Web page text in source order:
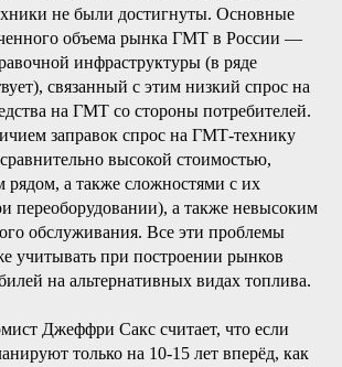
не были достигнуты. Основные
объема рынка ГМТ в России —
инфраструктуры (в ряде
связанный с этим низкий спрос на
на ГМТ со стороны потребителей.
заправок спрос на ГМТ-технику
высокой стоимостью,
рядом, а также сложностями с их
переоборудовании), а также невысоким
обслуживания. Все эти проблемы
учитывать при построении рынков
на альтернативных видах топлива.
Джеффри Сакс считает, что если
только на 10-15 лет вперёд, как